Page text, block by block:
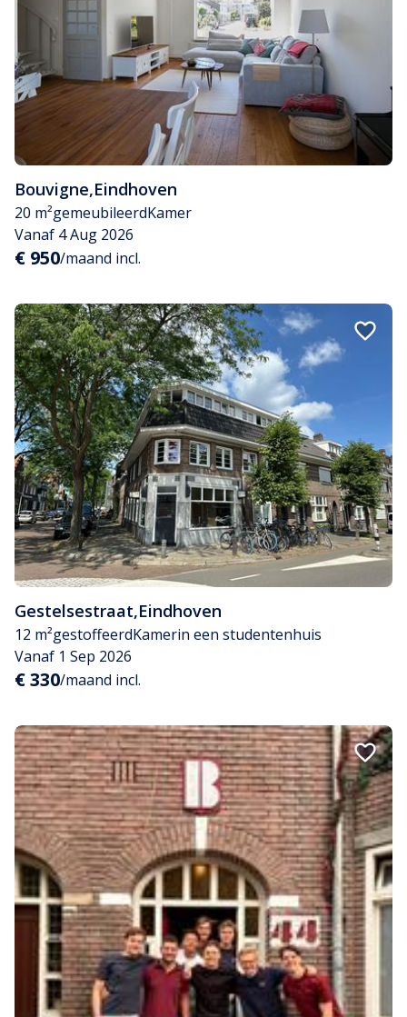
Bouvigne,Eindhoven
20 m²gemeubileerdKamer
Vanaf 4 Aug 2026
€ 950/maand incl.
Gestelsestraat,Eindhoven
12 m²gestoffeerdKamerin een studentenhuis
Vanaf 1 Sep 2026
€ 330/maand incl.